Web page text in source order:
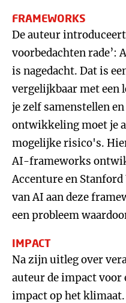
FRAMEWORKS
De auteur
voorbedachten rade’:
is nagedacht. Dat is
vergelijkbaar met een
je zelf samenstellen
ontwikkeling moet je
mogelijke risico's.
AI-frameworks
Accenture en
van AI aan deze
een probleem
IMPACT
Na zijn uitleg over
auteur de impact voor
impact op het